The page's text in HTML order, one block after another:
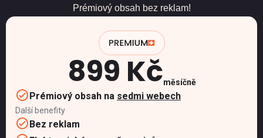
Prémiový obsah bez reklam!
899 Kčměsíčně
Prémiový obsah na sedmi webech
Další benefity
Bez reklam